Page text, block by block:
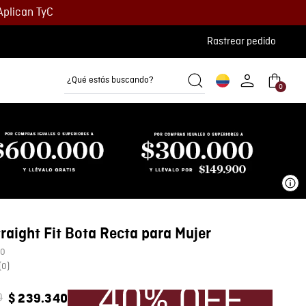
TyC
Rastrear pedido
¿Qué estás buscando?
0
Fit Bota Recta para Mujer
(0)
$ 239.340